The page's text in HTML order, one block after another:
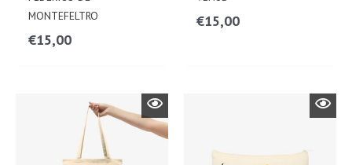
MONTEFELTRO
€15,00
€15,00